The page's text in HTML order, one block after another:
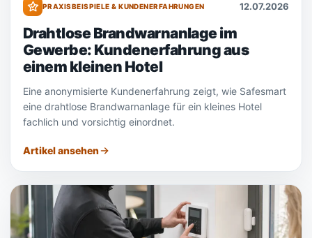
PRAXISBEISPIELE & KUNDENERFAHRUNGEN 12.07.2026
Drahtlose Brandwarnanlage im
Gewerbe: Kundenerfahrung aus
einem kleinen Hotel
Eine anonymisierte Kundenerfahrung zeigt, wie Safesmart
eine drahtlose Brandwarnanlage für ein kleines Hotel
fachlich und vorsichtig einordnet.
Artikel ansehen